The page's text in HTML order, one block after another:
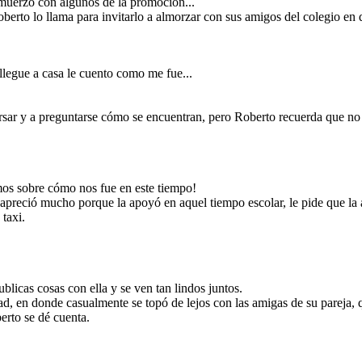
terminar, ya
le reconciliarse y confiar entre ellos.
de Trujillo y
lo llama para invitarlo a almorzar con sus amigos del colegio en
a casa le cuento como me fue...
y a preguntarse cómo se encuentran, pero Roberto recuerda que
sobre cómo nos fue en este tiempo!
mucho porque la apoyó en aquel tiempo escolar, le pide que
taxi.
cosas con ella y se ven tan lindos juntos.
en donde casualmente se topó de lejos con las amigas de su
se dé cuenta.